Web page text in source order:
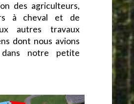
des agriculteurs,
à cheval et de
autres travaux
dont nous avions
dans notre petite